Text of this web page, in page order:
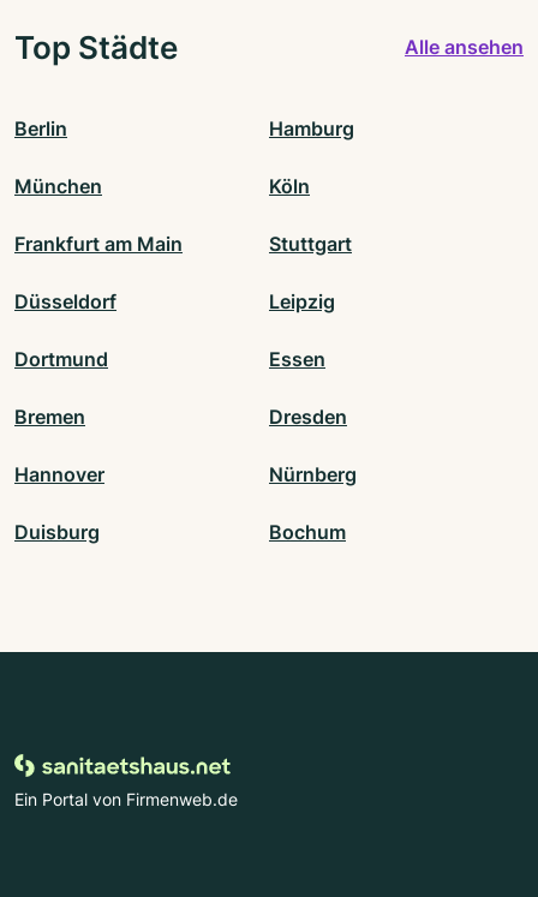
Top Städte Alle ansehen
Berlin Hamburg
München Köln
Frankfurt am Main Stuttgart
Düsseldorf Leipzig
Dortmund Essen
Bremen Dresden
Hannover Nürnberg
Duisburg Bochum
Ein Portal von Firmenweb.de